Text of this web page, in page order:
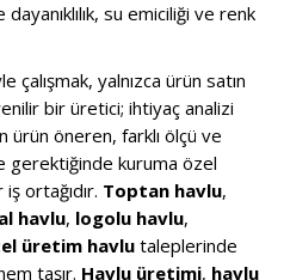
su emiciliği ve renk
yalnızca ürün satın
bir üretici; ihtiyaç analizi
ürün öneren, farklı ölçü ve
gerektiğinde kuruma özel
ortağıdır. Toptan havlu,
havlu, logolu havlu,
üretim havlu taleplerinde
taşır. Havlu üretimi, havlu